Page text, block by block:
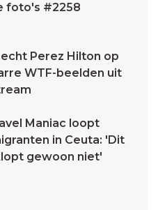
foto's #2258
Perez Hilton op
WTF-beelden uit
Maniac loopt
in Ceuta: 'Dit
gewoon niet'